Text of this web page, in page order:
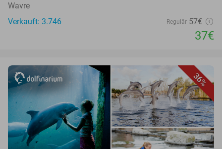
Wavre
Verkauft: 3.746
Regulär 57€
37€
36%